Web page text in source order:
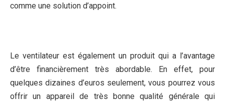
comme une solution d’appoint.
Le ventilateur est également un produit qui a l’avantage
d’être financièrement très abordable. En effet, pour
quelques dizaines d’euros seulement, vous pourrez vous
offrir un appareil de très bonne qualité générale qui